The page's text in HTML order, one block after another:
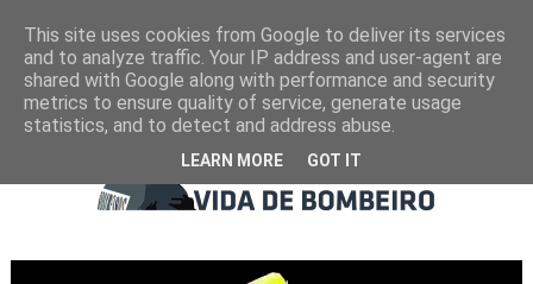
This site uses cookies from Google to deliver its services
and to analyze traffic. Your IP address and user-agent are
shared with Google along with performance and security
metrics to ensure quality of service, generate usage
statistics, and to detect and address abuse.
LEARN MORE GOT IT